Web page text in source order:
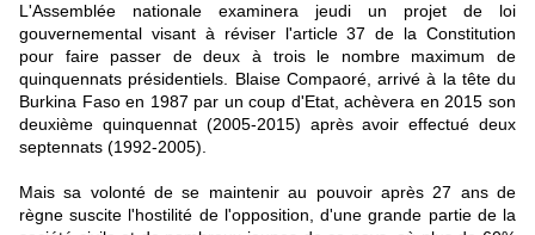
L'Assemblée nationale examinera jeudi un projet de loi
gouvernemental visant à réviser l'article 37 de la Constitution
pour faire passer de deux à trois le nombre maximum de
quinquennats présidentiels. Blaise Compaoré, arrivé à la tête du
Burkina Faso en 1987 par un coup d'Etat, achèvera en 2015 son
deuxième quinquennat (2005-2015) après avoir effectué deux
septennats (1992-2005).
Mais sa volonté de se maintenir au pouvoir après 27 ans de
règne suscite l'hostilité de l'opposition, d'une grande partie de la